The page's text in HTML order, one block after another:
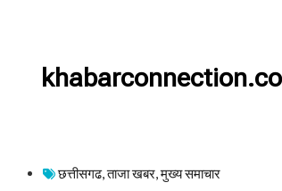
छत्तीसगढ,ताजा खबर,मुख्य समाचार​